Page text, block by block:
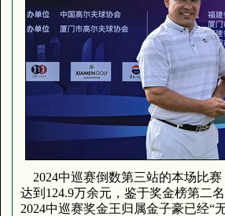
2024中巡赛倒数第三站的本场比
达到124.9万余元，鉴于奖金榜第二
2024中巡赛奖金王归属金子豪已经“无